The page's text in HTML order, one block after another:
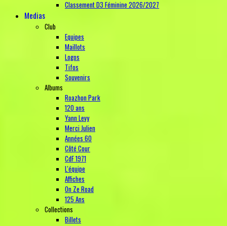
Classement D3 Féminine 2026/2027
Medias
Club
Equipes
Maillots
Logos
Tifos
Souvenirs
Albums
Roazhon Park
120 ans
Yann Levy
Merci Julien
Années 60
Côté Cour
CdF 1971
L'équipe
Affiches
On Ze Road
125 Ans
Collections
Billets